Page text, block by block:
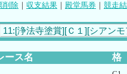
削除 ｜ 収支結果 ｜ 殿堂馬券 ｜ 競走
ース名 格